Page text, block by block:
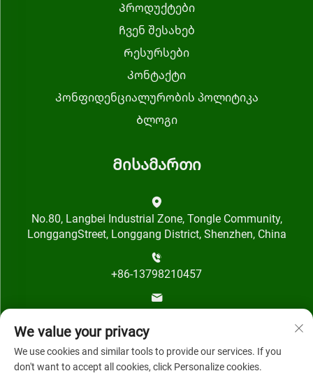
Პროდუქტები
Ჩვენ შესახებ
Რესურსები
Კონტაქტი
Კონფიდენციალურობის პოლიტიკა
Ბლოგი
Მისამართი
No.80, Langbei Industrial Zone, Tongle Community,
LonggangStreet, Longgang District, Shenzhen, China
+86-13798210457
We value your privacy
We use cookies and similar tools to provide our services. If you
don't want to accept all cookies, click Personalize cookies.